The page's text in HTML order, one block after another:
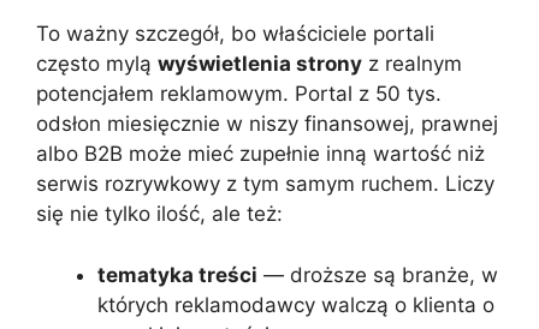
To ważny szczegół, bo właściciele portali
często mylą wyświetlenia strony z realnym
potencjałem reklamowym. Portal z 50 tys.
odsłon miesięcznie w niszy finansowej, prawnej
albo B2B może mieć zupełnie inną wartość niż
serwis rozrywkowy z tym samym ruchem. Liczy
się nie tylko ilość, ale też:
tematyka treści — droższe są branże, w
których reklamodawcy walczą o klienta o